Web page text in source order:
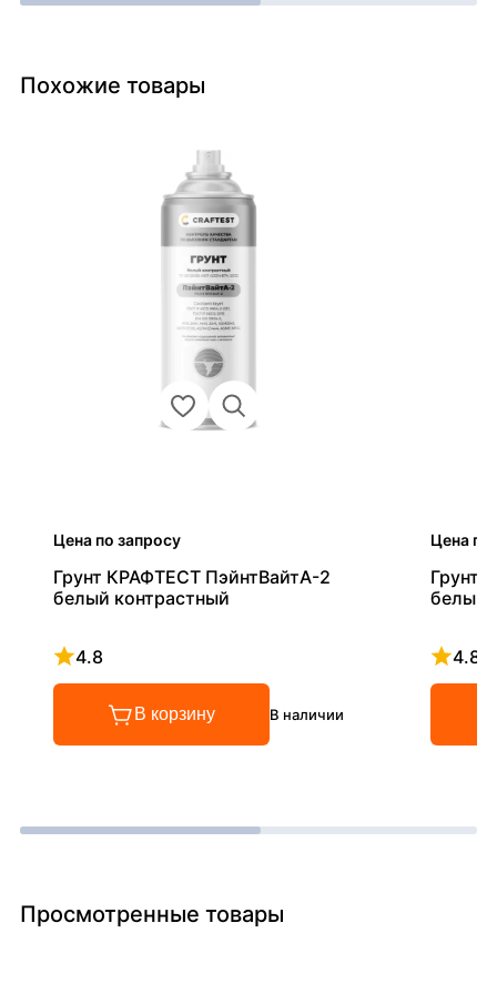
Похожие товары
Цена по запросу
Грунт КРАФТЕСТ ПэйнтВайтА-2
белый контрастный
4.8
Рейтинг 4.8 из 5
В корзину В наличии
Цена по
Грунт
белый
4.8
Просмотренные товары